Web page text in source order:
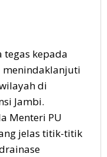
tegas kepada
menindaklanjuti
di
Jambi.
Menteri PU
jelas titik-titik